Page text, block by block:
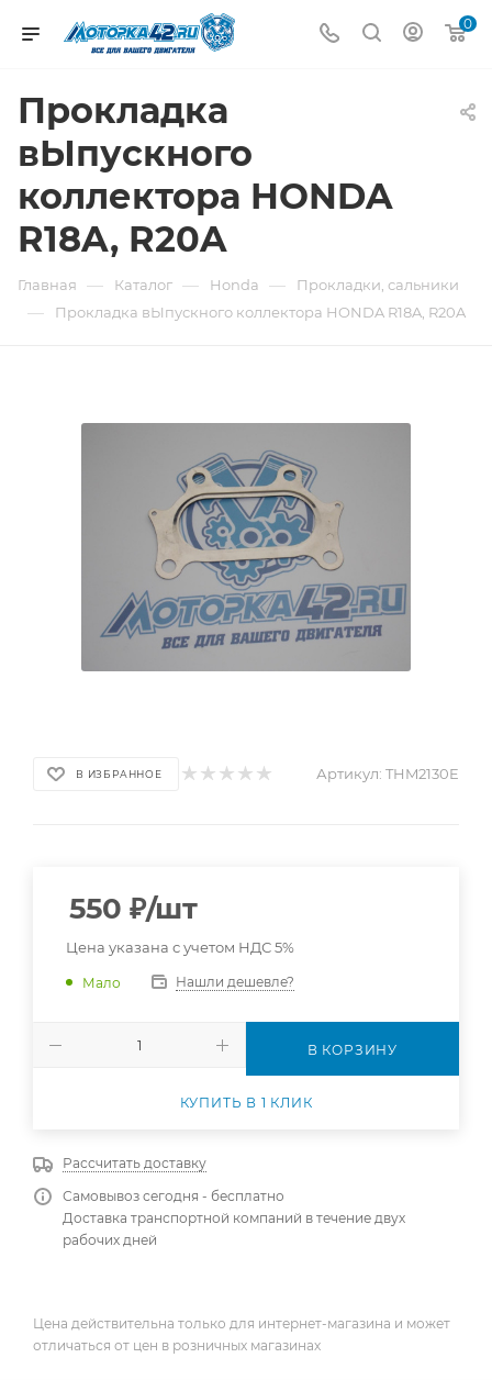
0
Прокладка
вЫпускного
коллектора HONDA
R18A, R20A
Главная — Каталог — Honda — Прокладки, сальники
— Прокладка вЫпускного коллектора HONDA R18A, R20A
В ИЗБРАННОЕ Артикул: THM2130E
550 ₽/шт
Цена указана с учетом НДС 5%
Мало Нашли дешевле?
В КОРЗИНУ
КУПИТЬ В 1 КЛИК
Рассчитать доставку
Самовывоз сегодня - бесплатно
Доставка транспортной компаний в течение двух
рабочих дней
Цена действительна только для интернет-магазина и может
отличаться от цен в розничных магазинах